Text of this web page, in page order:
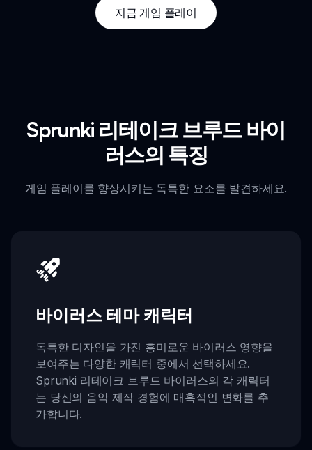
지금 게임 플레이
Sprunki 리테이크 브루드 바이
러스의 특징
게임 플레이를 향상시키는 독특한 요소를 발견하세요.
바이러스 테마 캐릭터
독특한 디자인을 가진 흥미로운 바이러스 영향을
보여주는 다양한 캐릭터 중에서 선택하세요.
Sprunki 리테이크 브루드 바이러스의 각 캐릭터
는 당신의 음악 제작 경험에 매혹적인 변화를 추
가합니다.